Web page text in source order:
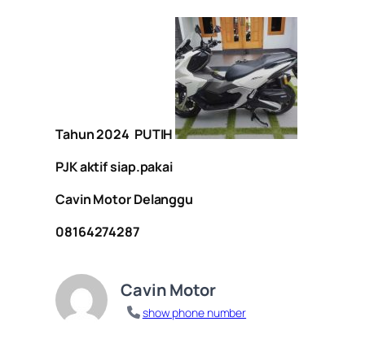
Tahun 2024 PUTIH
PJK aktif siap.pakai
Cavin Motor Delanggu
08164274287
Cavin Motor
show phone number